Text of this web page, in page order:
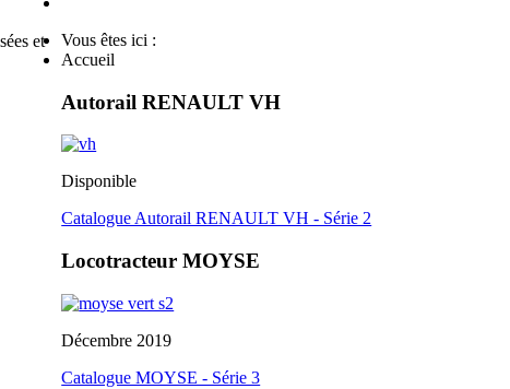
et
Vous êtes ici :
Accueil
Autorail RENAULT VH
Disponible
Catalogue Autorail RENAULT VH - Série 2
Locotracteur MOYSE
Décembre 2019
Catalogue MOYSE - Série 3